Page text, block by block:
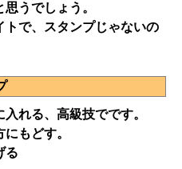
うでしょう。
で、スタンプじゃないの
れる、高級技でです。
もどす。
る